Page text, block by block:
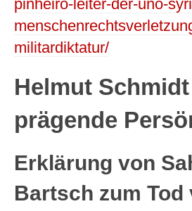
pinheiro-leiter-der-uno-
militardiktatur/
Helmut
prägende
Erklärung von
Bartsch zum